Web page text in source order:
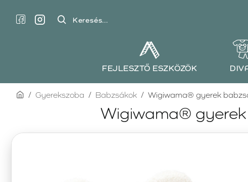
Keresés...
FEJLESZTŐ ESZKÖZÖK
Wigiwama®
homeGyerekszoba Babzsákok Wigiwama® gyerek